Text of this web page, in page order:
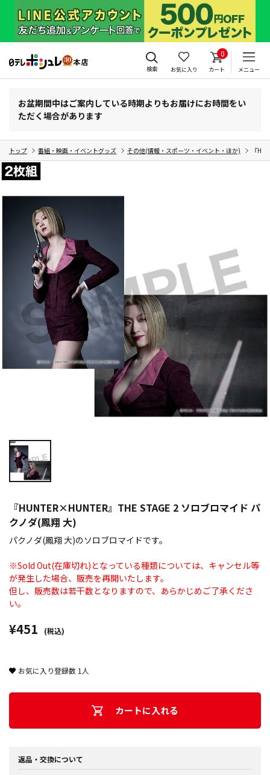
検索 お気に入り
0
カート メニュー
お盆期間中はご案内している時期よりもお届けにお時間をい
ただく場合があります
トップ 番組・映画・イベントグッズ その他(情報・スポーツ・イベント・ほか) 『
『HUNTER×HUNTER』THE STAGE 2 ソロブロマイド パ
クノダ(鳳翔 大)
パクノダ(鳳翔 大)のソロブロマイドです。
※Sold Out(在庫切れ)となっている種類については、キャンセル等
が発生した場合、販売を再開いたします。
但し、販売数は若干数となりますので、あらかじめご了承くださ
い。
¥451 (税込)
お気に入り登録数 1 人
カートに入れる
返品・交換について